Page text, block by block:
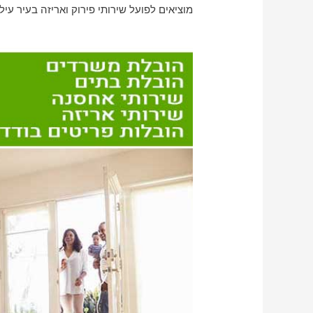
מוציאים לפועל שירותי פירוק ואריזה בעיר